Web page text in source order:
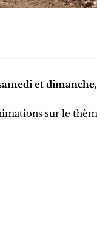
et
sur le